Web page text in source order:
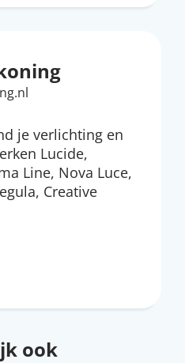
je verlichting en
Lucide,
Line, Nova Luce,
Creative
ook